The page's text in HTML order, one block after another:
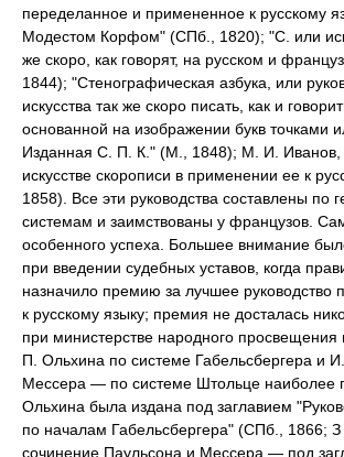
переделанное и примененное к русскому
Модестом Корфом" (СПб., 1820); "С. или
же скоро, как говорят, на русском и
1844); "Стенографическая азбука, или
искусства так же скоро писать, как и
основанной на изображении букв точками
Изданная С. П. К." (М., 1848); M. И.
искусстве скорописи в применении ее к
1858). Все эти руководства составлены по
системам и заимствованы у французов.
особенного успеха. Большее внимание
при введении судебных уставов, когда
назначило премию за лучшее руководство
к русскому языку; премия не досталась
при министерстве народного
П. Ольхина по системе Габельсбергера и
Мессера — по системе Штольце наиболее
Ольхина была издана под заглавием
по началам Габельсбергера" (СПб., 1866;
сочинение Паульсона и Мессера — под